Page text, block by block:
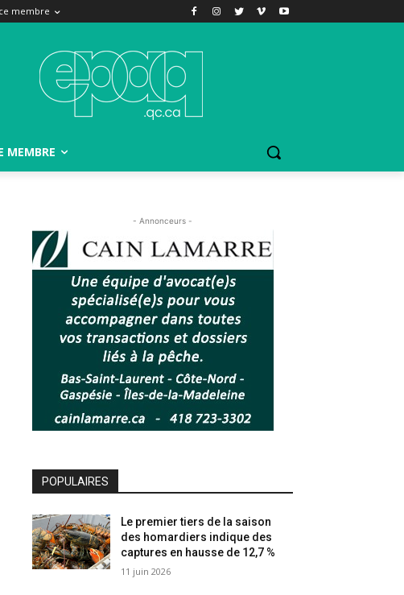
membre
MEMBRE
- Annonceurs -
POPULAIRES
Le premier tiers de la saison
des homardiers indique des
captures en hausse de 12,7 %
11 juin 2026